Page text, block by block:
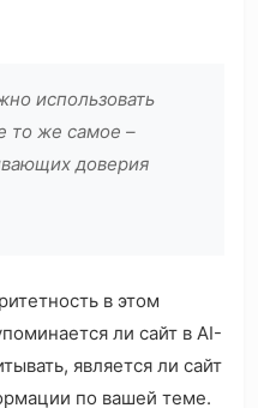
использовать
то же самое –
доверия
в этом
ли сайт в AI-
является ли сайт
по вашей теме.